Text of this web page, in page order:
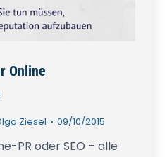
Online
Ziesel 09/10/2015
PR oder SEO – alle